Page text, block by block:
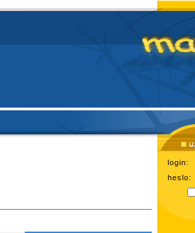
login:
heslo: